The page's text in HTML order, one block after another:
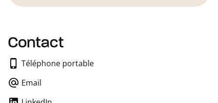
Contact
Téléphone portable
Email